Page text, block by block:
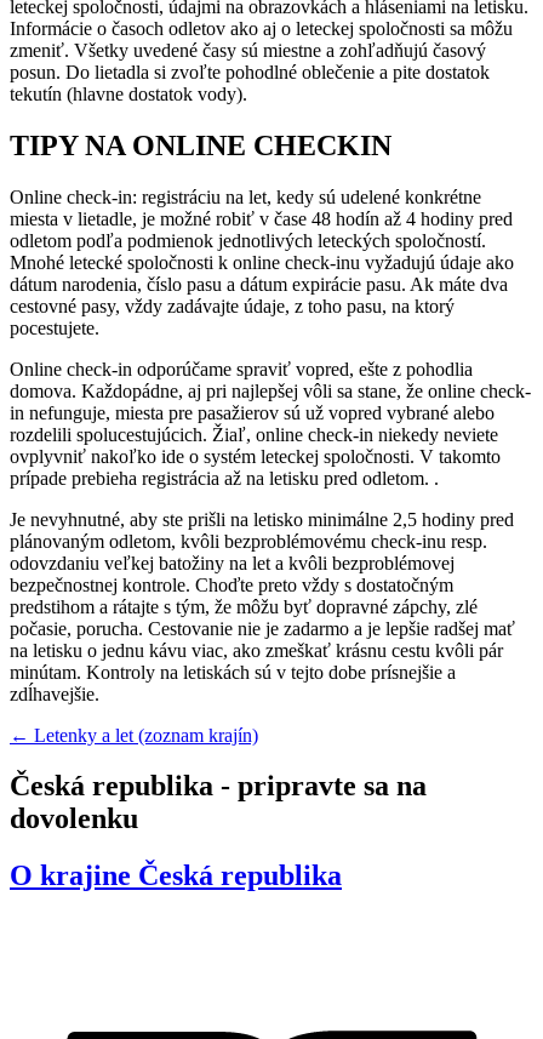
leteckej spoločnosti, údajmi na obrazovkách a hláseniami na letisku.
Informácie o časoch odletov ako aj o leteckej spoločnosti sa môžu
zmeniť. Všetky uvedené časy sú miestne a zohľadňujú časový
posun. Do lietadla si zvoľte pohodlné oblečenie a pite dostatok
tekutín (hlavne dostatok vody).
TIPY NA ONLINE CHECKIN
Online check-in: registráciu na let, kedy sú udelené konkrétne
miesta v lietadle, je možné robiť v čase 48 hodín až 4 hodiny pred
odletom podľa podmienok jednotlivých leteckých spoločností.
Mnohé letecké spoločnosti k online check-inu vyžadujú údaje ako
dátum narodenia, číslo pasu a dátum expirácie pasu. Ak máte dva
cestovné pasy, vždy zadávajte údaje, z toho pasu, na ktorý
pocestujete.
Online check-in odporúčame spraviť vopred, ešte z pohodlia
domova. Každopádne, aj pri najlepšej vôli sa stane, že online check-
in nefunguje, miesta pre pasažierov sú už vopred vybrané alebo
rozdelili spolucestujúcich. Žiaľ, online check-in niekedy neviete
ovplyvniť nakoľko ide o systém leteckej spoločnosti. V takomto
prípade prebieha registrácia až na letisku pred odletom. .
Je nevyhnutné, aby ste prišli na letisko minimálne 2,5 hodiny pred
plánovaným odletom, kvôli bezproblémovému check-inu resp.
odovzdaniu veľkej batožiny na let a kvôli bezproblémovej
bezpečnostnej kontrole. Choďte preto vždy s dostatočným
predstihom a rátajte s tým, že môžu byť dopravné zápchy, zlé
počasie, porucha. Cestovanie nie je zadarmo a je lepšie radšej mať
na letisku o jednu kávu viac, ako zmeškať krásnu cestu kvôli pár
minútam. Kontroly na letiskách sú v tejto dobe prísnejšie a
zdĺhavejšie.
← Letenky a let (zoznam krajín)
Česká republika - pripravte sa na
dovolenku
O krajine Česká republika